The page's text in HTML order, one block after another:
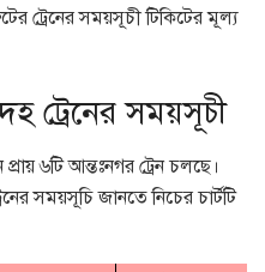
ট্রেনের সময়সূচী টিকিটের মূল্য
ট্রেনের সময়সূচী
৬টি আন্তঃনগর ট্রেন চলছে।
সময়সূচি জানতে নিচের চার্টটি